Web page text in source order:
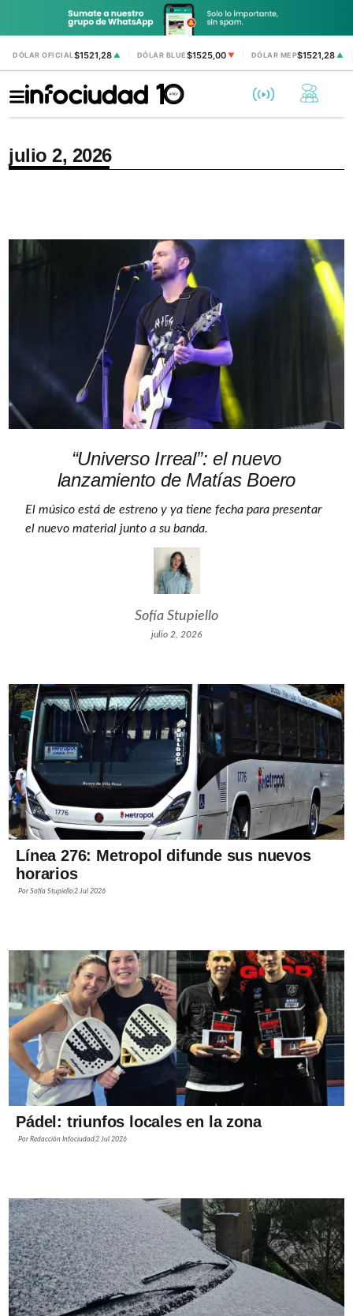
DÓLAR OFICIAL$1521,28 ▲ DÓLAR BLUE$1525,00 ▼ DÓLAR MEP$1521,28▲
julio 2, 2026
“Universo Irreal”: el nuevo
lanzamiento de Matías Boero
El músico está de estreno y ya tiene fecha para presentar
el nuevo material junto a su banda.
Sofía Stupiello
julio 2, 2026
Línea 276: Metropol difunde sus nuevos
horarios
PorSofía Stupiello 2 Jul 2026
Pádel: triunfos locales en la zona
PorRedacción Infociudad 2 Jul 2026